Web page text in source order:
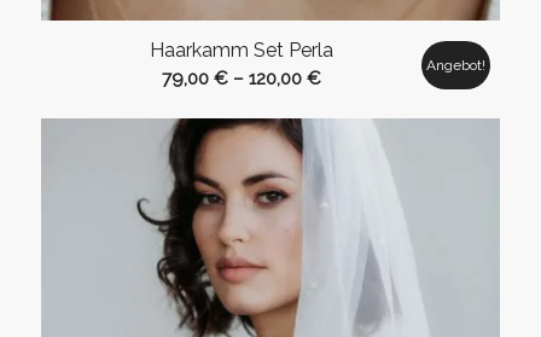
Haarkamm Set Perla
79,00€ –120,00€
Angebot!